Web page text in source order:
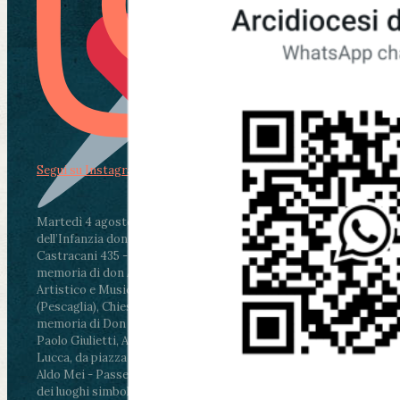
Martedì 4 agosto2026
ore 11:30 - Lucca, Scuola
dell’Infanzia don Aldo Mei - Viale Castruccio
Castracani 435 - Inaugurazione murales in
memoria di don Aldo Mei curato dal Liceo
Artistico e Musicale “Passaglia”
ore 18 - Fiano
(Pescaglia), Chiesa parrocchiale - Messa in
memoria di Don Aldo Mei celebrata da mons.
Paolo Giulietti, Arcivescovo di Lucca
ore 20.30 -
Lucca, da piazza San Michele al Cippo di don
Aldo Mei - Passeggiata della Memoria in alcuni
dei luoghi simbolo della città. Ritrovo alle ore
Segui su Instagram